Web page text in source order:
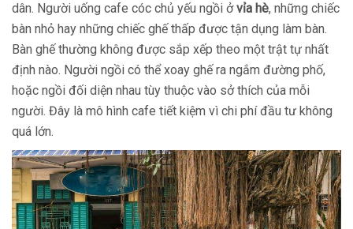
dân. Người uống cafe cóc chủ yếu ngồi ởvỉa hè, những chiếc
bàn nhỏ hay những chiếc ghế thấp được tận dụng làm bàn.
Bàn ghế thường không được sắp xếp theo một trật tự nhất
định nào. Người ngồi có thể xoay ghế ra ngắm đường phố,
hoặc ngồi đối diện nhau tùy thuộc vào sở thích của mỗi
người. Đây là mô hình cafe tiết kiệm vì chi phí đầu tư không
quá lớn.